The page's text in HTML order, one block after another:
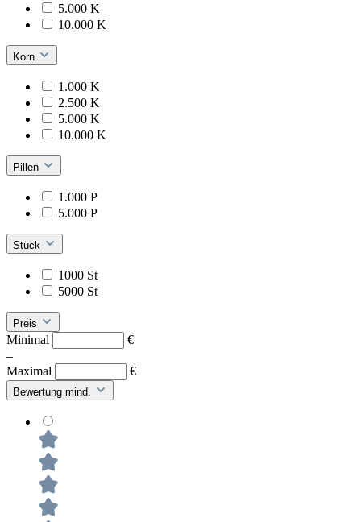
5.000 K
10.000 K
Korn
1.000 K
2.500 K
5.000 K
10.000 K
Pillen
1.000 P
5.000 P
Stück
1000 St
5000 St
Preis
Minimal
€
–
Maximal
€
Bewertung mind.